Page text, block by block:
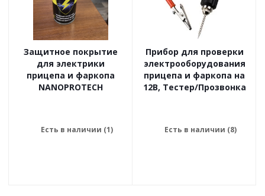
Защитное покрытие
для электрики
прицепа и фаркопа
NANOPROTECH
Есть в наличии (1)
Прибор для проверки
электрооборудования
прицепа и фаркопа на
12В, Тестер/Прозвонка
Есть в наличии (8)